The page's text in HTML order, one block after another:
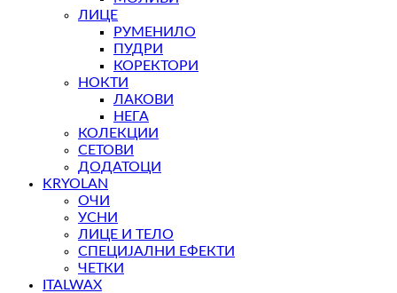
ЛИЦЕ
РУМЕНИЛО
ПУДРИ
КОРЕКТОРИ
НОКТИ
ЛАКОВИ
НЕГА
КОЛЕКЦИИ
СЕТОВИ
ДОДАТОЦИ
KRYOLAN
ОЧИ
УСНИ
ЛИЦЕ И ТЕЛО
СПЕЦИЈАЛНИ ЕФЕКТИ
ЧЕТКИ
ITALWAX